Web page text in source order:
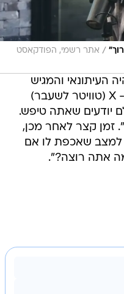
/
אתר רשמי, הפודקאסט
העיתונאי והמגיש
יודעים שאתה טיפש.
זמן קצר לאחר מכן,
למצב שאכפת לו אם
אתה רוצה?".